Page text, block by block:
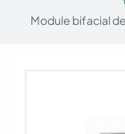
Module bifacial